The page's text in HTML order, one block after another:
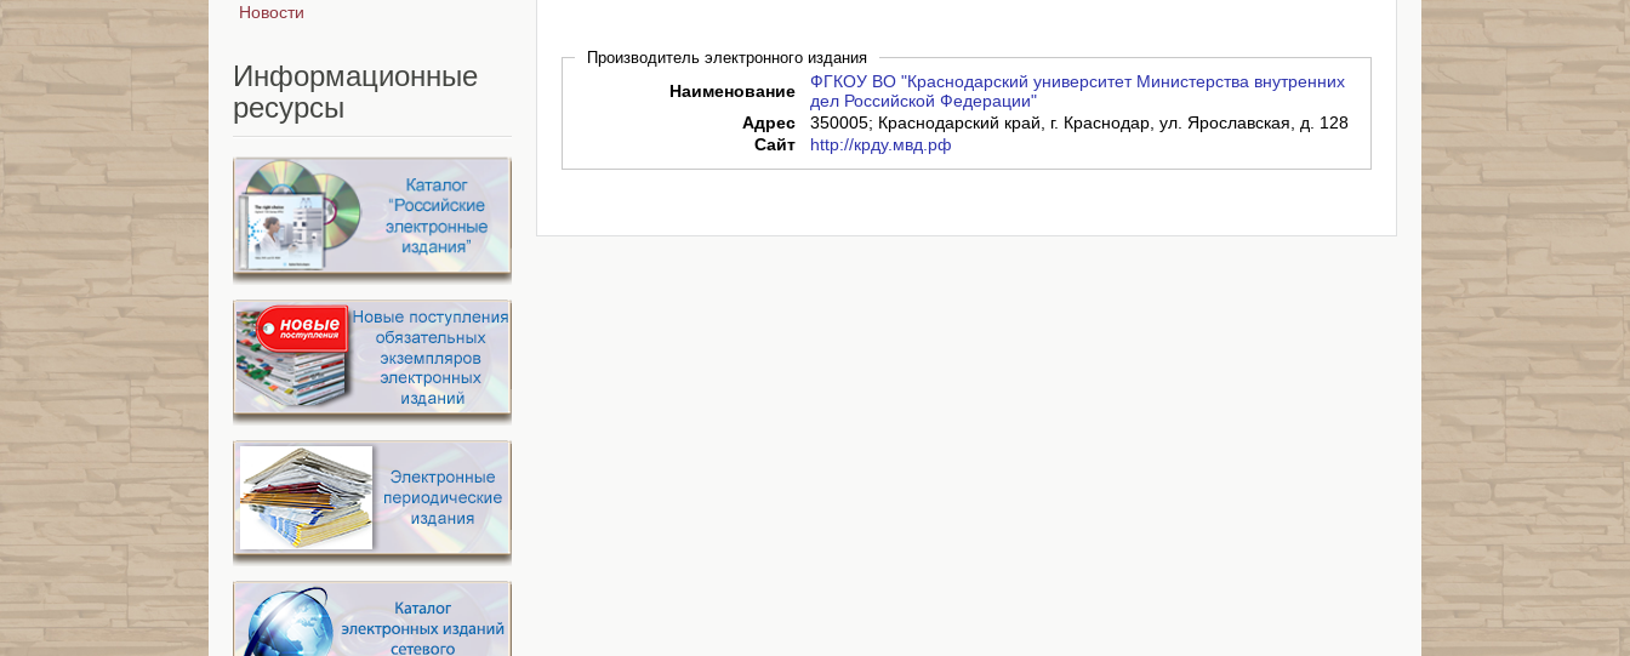
Производитель электронного издания
Наименование
ФГКОУ ВО "Краснодарский университет Министерства внутренних
дел Российской Федерации"
Адрес
350005; Краснодарский край, г. Краснодар, ул. Ярославская, д. 128
Сайт
http://крду.мвд.рф
Новости
Информационные
ресурсы